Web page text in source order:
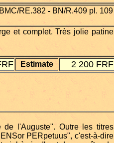
BMC/RE.382 - BN/R.409 pl. 109
et complet. Très jolie patine
Estimate 2 200 FRF
l'Auguste". Outre les titres
PERpetuus", c'est-à-dire